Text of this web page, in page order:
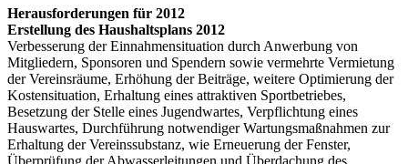
Herausforderungen für 2012
Erstellung des Haushaltsplans 2012
Verbesserung der Einnahmensituation durch Anwerbung von
Mitgliedern, Sponsoren und Spendern sowie vermehrte Vermietung
der Vereinsräume, Erhöhung der Beiträge, weitere Optimierung der
Kostensituation, Erhaltung eines attraktiven Sportbetriebes,
Besetzung der Stelle eines Jugendwartes, Verpflichtung eines
Hauswartes, Durchführung notwendiger Wartungsmaßnahmen zur
Erhaltung der Vereinssubstanz, wie Erneuerung der Fenster,
Überprüfung der Abwasserleitungen und Überdachung des